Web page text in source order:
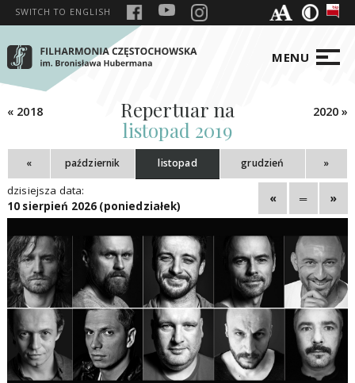
MENU
SWITCH TO ENGLISH
« 2018
Repertuar na
listopad 2019
2020 »
« październik listopad grudzień »
dzisiejsza data:
10 sierpień 2026 (poniedziałek)
»
═
«